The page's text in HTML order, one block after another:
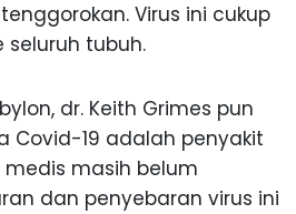
Virus ini cukup
tubuh.
dr. Keith Grimes pun
Covid-19 adalah penyakit
medis masih belum
dan penyebaran virus ini